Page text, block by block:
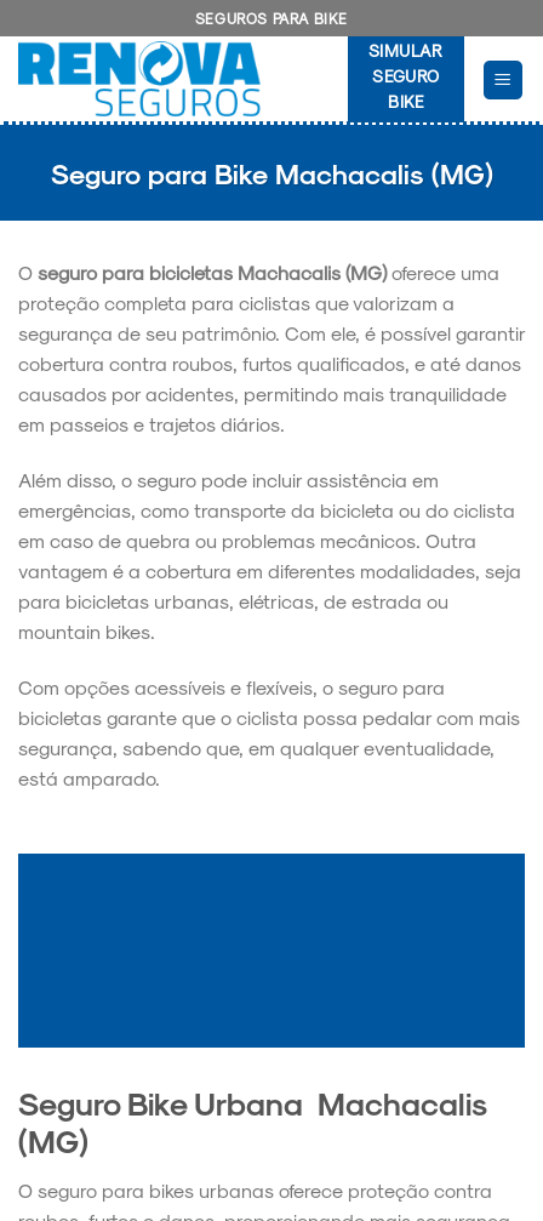
to
content
SEGUROS PARA BIKE
SIMULAR
SEGURO
BIKE
Seguro para Bike Machacalis (MG)
O seguro para bicicletas Machacalis (MG)oferece uma
proteção completa para ciclistas que valorizam a
segurança de seu patrimônio. Com ele, é possível garantir
cobertura contra roubos, furtos qualificados, e até danos
causados por acidentes, permitindo mais tranquilidade
em passeios e trajetos diários.
Além disso, o seguro pode incluir assistência em
emergências, como transporte da bicicleta ou do ciclista
em caso de quebra ou problemas mecânicos. Outra
vantagem é a cobertura em diferentes modalidades, seja
para bicicletas urbanas, elétricas, de estrada ou
mountain bikes.
Com opções acessíveis e flexíveis, o seguro para
bicicletas garante que o ciclista possa pedalar com mais
segurança, sabendo que, em qualquer eventualidade,
está amparado.
Seguro Bike Urbana Machacalis
(MG)
O seguro para bikes urbanas oferece proteção contra